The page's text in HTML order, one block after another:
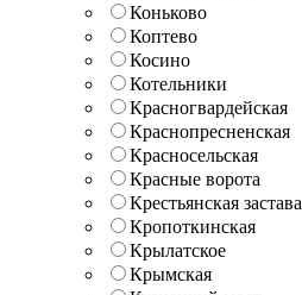
Коньково
Коптево
Косино
Котельники
Красногвардейская
Краснопресненская
Красносельская
Красные ворота
Крестьянская застава
Кропоткинская
Крылатское
Крымская